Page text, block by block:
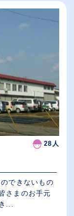
28人
できないもの
さまのお手元
...